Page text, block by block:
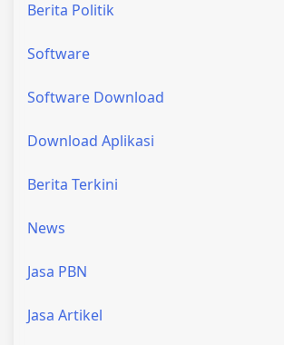
Berita Politik
Software
Software Download
Download Aplikasi
Berita Terkini
News
Jasa PBN
Jasa Artikel